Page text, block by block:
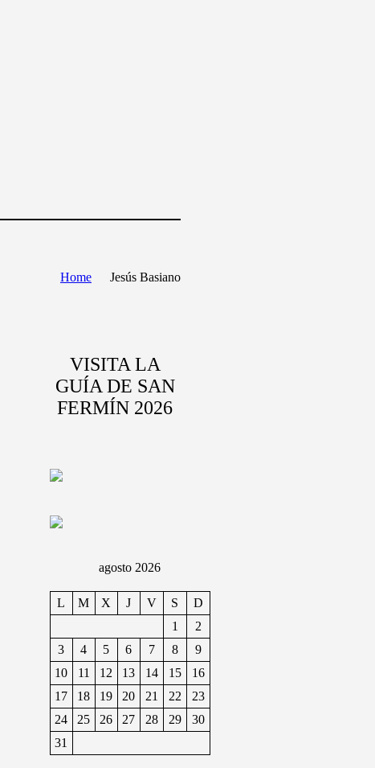
Home Jesús Basiano
VISITA LA
GUÍA DE SAN
FERMÍN 2026
agosto 2026
L M X J V S
D
1
2
3
4 5 6 7 8
9
10
11 12 13 14 15
16
17
18 19 20 21 22
23
24
25 26 27 28 29
30
31